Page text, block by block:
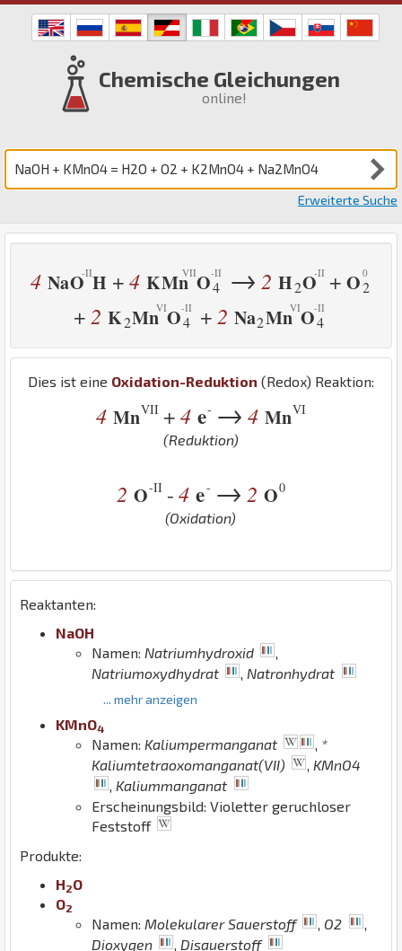
Chemische Gleichungen
online!
Erweiterte Suche
4 NaO H + 4 KMn O4 → 2 H2O + O2
+ 2 K2Mn O4 + 2 Na2Mn O4
Dies ist eine Oxidation-Reduktion (Redox) Reaktion:
4 MnVII +4 e- → 4 MnVI
(Reduktion)
2 O-II - 4 e- → 2 O0
(Oxidation)
Reaktanten:
NaOH
Namen: Natriumhydroxid
Natriumoxydhydrat
Natronhydrat
... mehr anzeigen
KMnO4
Namen: Kaliumpermanganat
*
Kaliumtetraoxomanganat(VII)
, KMnO4
, Kaliummanganat
Erscheinungsbild: Violetter geruchloser
Feststoff
Produkte:
H2O
O2
Namen: Molekularer Sauerstoff , O2
,
Dioxygen
, Disauerstoff